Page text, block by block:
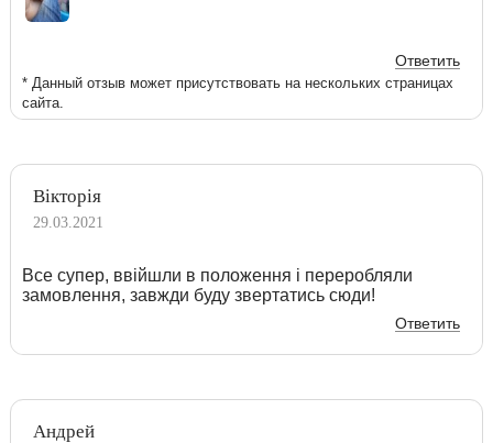
Ответить
* Данный отзыв может присутствовать на нескольких страницах
сайта.
Вікторія
29.03.2021
Все супер, ввійшли в положення і переробляли
замовлення, завжди буду звертатись сюди!
Ответить
Андрей